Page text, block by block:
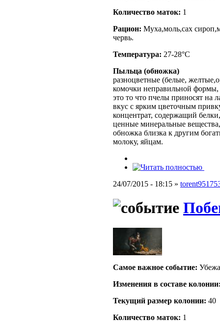
Количество маток: 1
Рацион: Муха,моль,сах
червь.
Температура: 27-28°C
Пыльца (обножка)
разноцветные (белые,
комочки неправильной
это то что пчелы приносят на
вкус с ярким цветочным
концентрат, содержащий
ценные минеральные
обножка близка к другим
молоку, яйцам.
24/07/2015 - 18:15 »
Самое важное событие:
Изменения в составе
Текущий размер кoлонии: 40
Количество маток: 1